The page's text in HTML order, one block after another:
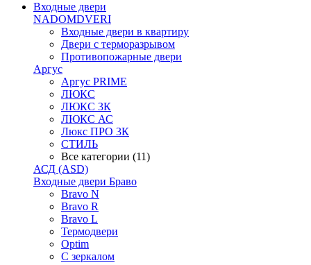
Входные двери
NADOMDVERI
Входные двери в квартиру
Двери с терморазрывом
Противопожарные двери
Аргус
Аргус PRIME
ЛЮКС
ЛЮКС 3К
ЛЮКС АС
Люкс ПРО 3К
СТИЛЬ
Все категории (11)
АСД (ASD)
Входные двери Браво
Bravo N
Bravo R
Bravo L
Термодвери
Optim
С зеркалом